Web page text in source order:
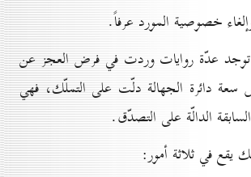
خصوصية المورد عرفاً.
عدّة روايات وردت في فرض العجز عن
سعة دائرة الجهالة دلّت على التملّك، فهي
الدالّة على التصدّق.
يقع في ثلاثة أمور: